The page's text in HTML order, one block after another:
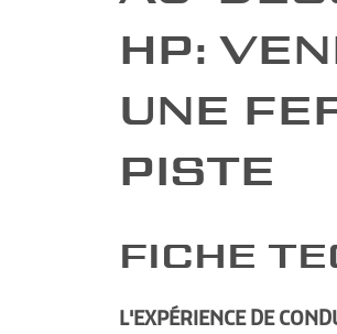
HP:
UNE
PISTE
FICHE
L'EXPÉRIENCE DE